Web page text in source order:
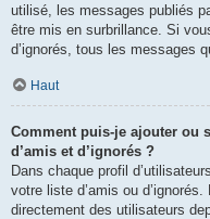
utilisé, les messages publiés
être mis en surbrillance. Si
d’ignorés, tous les messages
Haut
Comment puis-je ajouter ou
d’amis et d’ignorés ?
Dans chaque profil
votre liste d’amis ou
directement des utilisateurs